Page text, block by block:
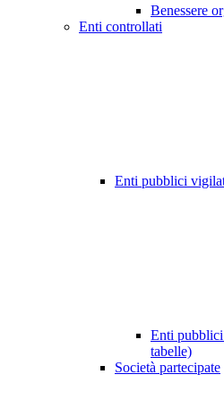
Benessere
Enti controllati
Enti pubblici
Enti
tabelle)
Società partecipate